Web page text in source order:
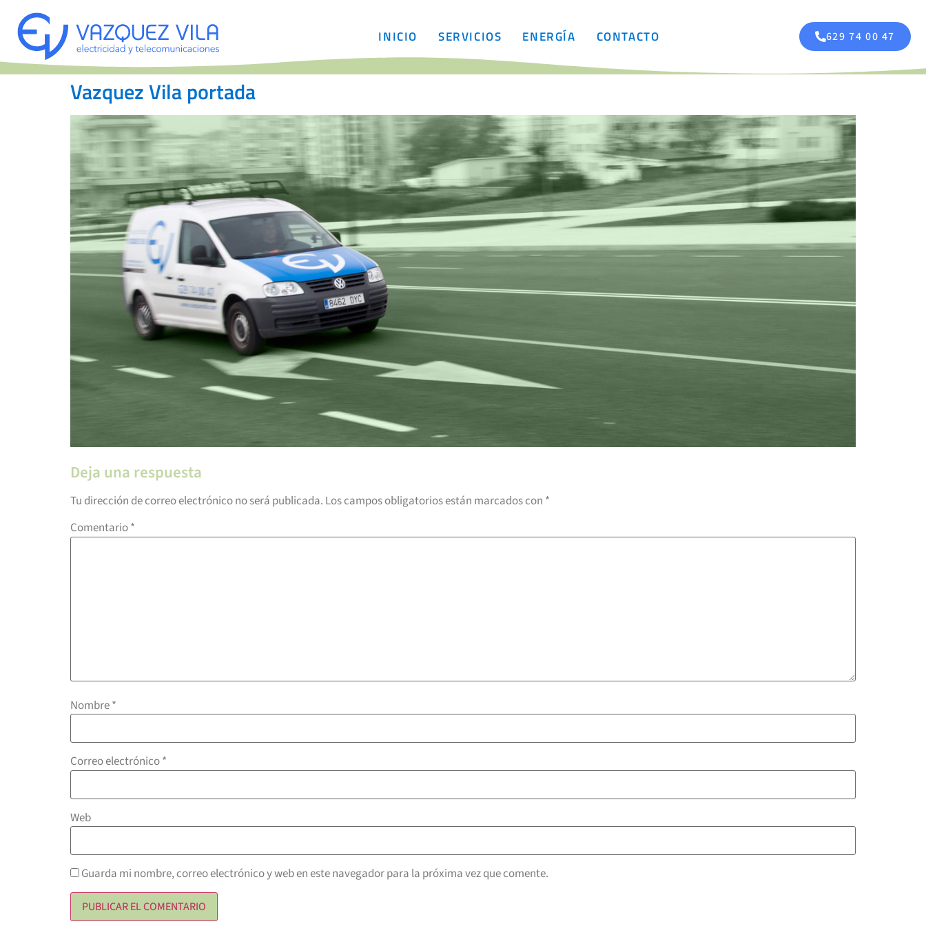
INICIO SERVICIOS ENERGÍA CONTACTO 629 74 00 47
Vazquez Vila portada
Deja una respuesta
Tu dirección de correo electrónico no será publicada. Los campos obligatorios están marcados con *
Comentario*
Nombre*
Correo electrónico*
Web
Guarda mi nombre, correo electrónico y web en este navegador para la próxima vez que comente.